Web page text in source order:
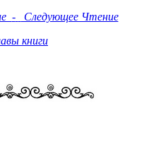
-
Следующее Чтение
книги